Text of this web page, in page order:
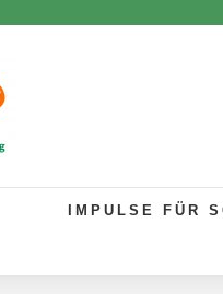
IMPULSE FÜR